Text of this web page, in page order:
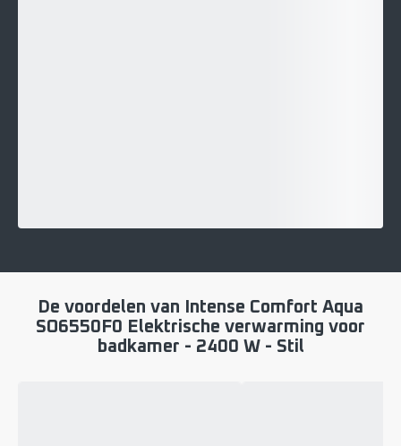
De voordelen van Intense Comfort Aqua
SO6550F0 Elektrische verwarming voor
badkamer - 2400 W - Stil